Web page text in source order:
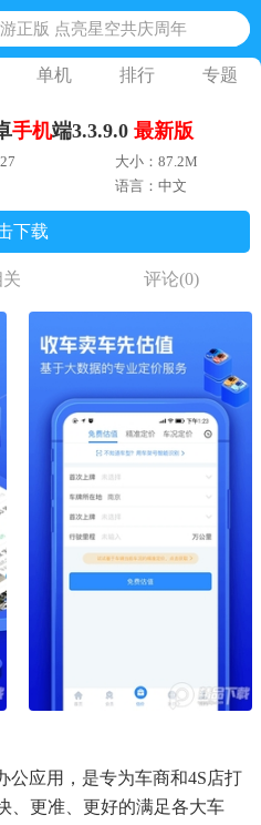
正版 点亮星空共庆周年
机腾讯正版 黎明觉醒生机国际服
奇 正版奥特曼游戏
服国际服 地铁跑酷体验服版本
单机 排行 专题
手机端3.3.9.0 最新版
大小：87.2M
语言：中文
下载
评论(0)
公应用，是专为车商和4S店打
、更准、更好的满足各大车